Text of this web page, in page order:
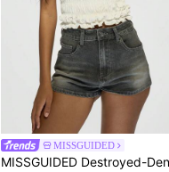
MISSGUIDED